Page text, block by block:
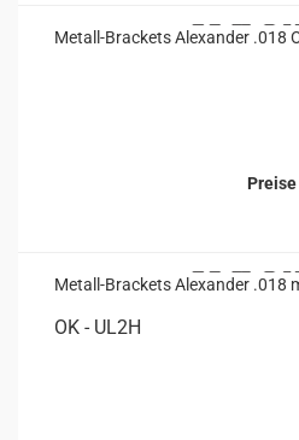
Metall-​​Bra­ckets Alex­an­der .018
Metall-​​Bra­ckets Alex­an­der .018
OK - UL2H